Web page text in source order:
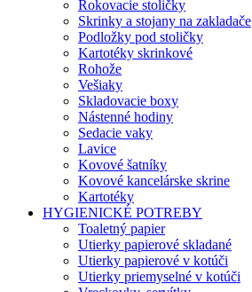
Rokovacie stoličky
Skrinky a stojany na zakladače
Podložky pod stoličky
Kartotéky skrinkové
Rohože
Vešiaky
Skladovacie boxy
Nástenné hodiny
Sedacie vaky
Lavice
Kovové šatníky
Kovové kancelárske skrine
Kartotéky
HYGIENICKÉ POTREBY
Toaletný papier
Utierky papierové skladané
Utierky papierové v kotúči
Utierky priemyselné v kotúči